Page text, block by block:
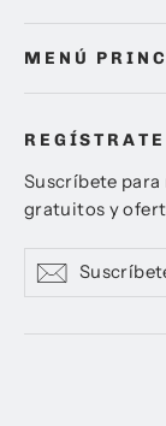
MENÚ
Suscríbete
gratuitos y
lista
Suscribir